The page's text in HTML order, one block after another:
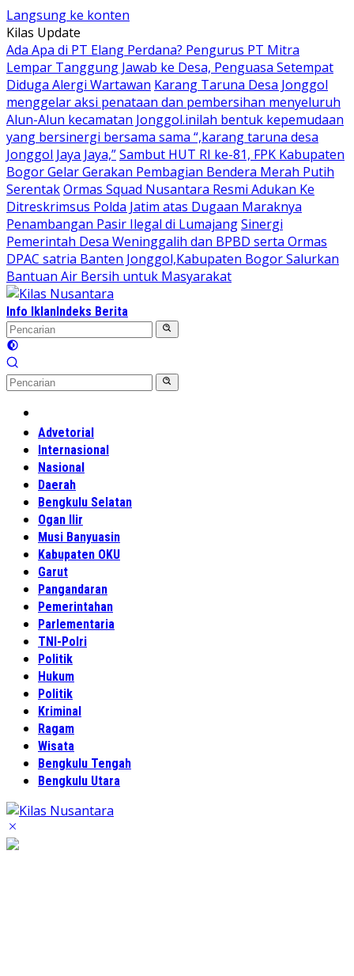
Langsung ke konten
Kilas Update
Ada Apa di PT Elang Perdana? Pengurus PT Mitra
Lempar Tanggung Jawab ke Desa, Penguasa Setempat
Diduga Alergi Wartawan Karang Taruna Desa Jonggol
menggelar aksi penataan dan pembersihan menyeluruh
Alun-Alun kecamatan Jonggol.inilah bentuk kepemudaan
yang bersinergi bersama sama “,karang taruna desa
Jonggol Jaya Jaya,”Sambut HUT RI ke-81, FPK Kabupaten
Bogor Gelar Gerakan Pembagian Bendera Merah Putih
SerentakOrmas Squad Nusantara Resmi Adukan Ke
Ditreskrimsus Polda Jatim atas Dugaan Maraknya
Penambangan Pasir Ilegal di LumajangSinergi
Pemerintah Desa Weninggalih dan BPBD serta Ormas
DPAC satria Banten Jonggol,Kabupaten Bogor Salurkan
Bantuan Air Bersih untuk Masyarakat
Info IklanIndeks Berita
Advetorial
Internasional
Nasional
Daerah
Bengkulu Selatan
Ogan Ilir
Musi Banyuasin
Kabupaten OKU
Garut
Pangandaran
Pemerintahan
Parlementaria
TNI-Polri
Politik
Hukum
Politik
Kriminal
Ragam
Wisata
Bengkulu Tengah
Bengkulu Utara